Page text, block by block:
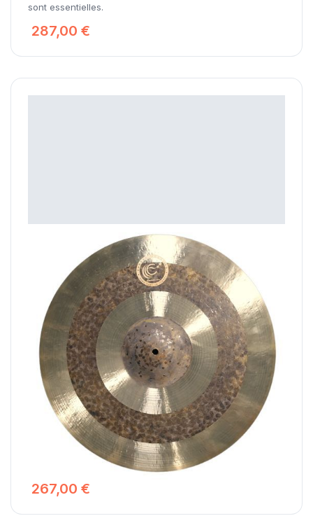
sont essentielles.
287,00 €
Ephesus Cymbals Hokka Ride
Les cymbales Ride Hokka ont une cloche martelée large
mais non tournée qui est très bien définie, brillante et
forte, néanmoins si elles sont jouées doucement avec des
baguettes légères, ce sont des cymbales pleines,
pétillantes et prononcées bien adaptées aux sessions
acoustiques à faible volume.
267,00 €